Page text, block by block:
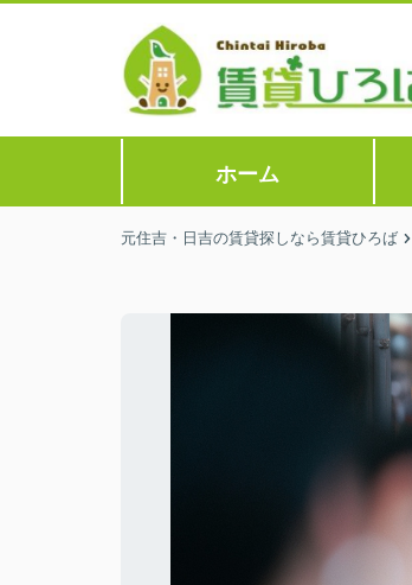
ホーム
元住吉・日吉の賃貸探しなら賃貸ひろば